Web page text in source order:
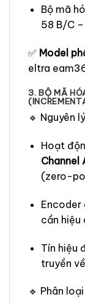
Bộ mã
58 B/C
✅ Model
eltra
3. BỘ MÃ
🔹 Nguyên
Hoạt
Channel
(zero-
Encoder
cần hiệu
Tín hiệu
truyền
🔹 Phân